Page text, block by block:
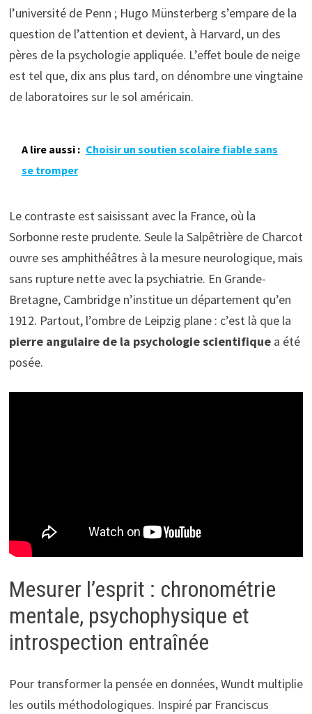
l’université de Penn ; Hugo Münsterberg s’empare de la
question de l’attention et devient, à Harvard, un des
pères de la psychologie appliquée. L’effet boule de neige
est tel que, dix ans plus tard, on dénombre une vingtaine
de laboratoires sur le sol américain.
A lire aussi : Choisir un soutien scolaire fiable sans
se tromper
Le contraste est saisissant avec la France, où la
Sorbonne reste prudente. Seule la Salpêtrière de Charcot
ouvre ses amphithéâtres à la mesure neurologique, mais
sans rupture nette avec la psychiatrie. En Grande-
Bretagne, Cambridge n’institue un département qu’en
1912. Partout, l’ombre de Leipzig plane : c’est là que la
pierre angulaire de la psychologie scientifiquea été
posée.
Mesurer l’esprit : chronométrie
mentale, psychophysique et
introspection entraînée
Pour transformer la pensée en données, Wundt multiplie
les outils méthodologiques. Inspiré par Franciscus